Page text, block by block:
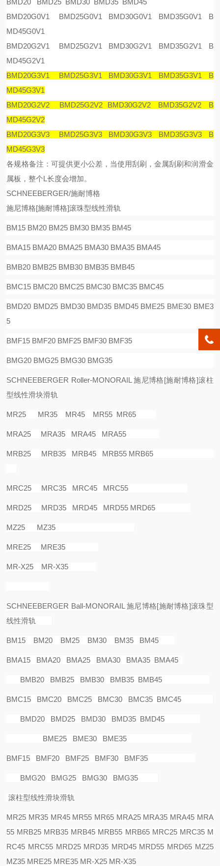
BMD20 BMD25 BMD30 BMD35 BMD45
BMD20G0V1 BMD25G0V1 BMD30G0V1 BMD35G0V1 B
MD45G0V1
BMD20G2V1 BMD25G2V1 BMD30G2V1 BMD35G2V1 B
MD45G2V1
BMD20G3V1 BMD25G3V1 BMD30G3V1 BMD35G3V1 B
MD45G3V1
BMD20G2V2 BMD25G2V2 BMD30G2V2 BMD35G2V2 B
MD45G2V2
BMD20G3V3 BMD25G3V3 BMD30G3V3 BMD35G3V3 B
MD45G3V3
各规格备注：可提供更小公差，当使用刮刷，金属刮刷和润滑金
属板，整个L长度会增加。
SCHNEEBERGER/施耐博格
施尼博格[施耐博格]滚珠型线性滑轨
BM15 BM20 BM25 BM30 BM35 BM45
BMA15 BMA20 BMA25 BMA30 BMA35 BMA45
BMB20 BMB25 BMB30 BMB35 BMB45
BMC15 BMC20 BMC25 BMC30 BMC35 BMC45
BMD20 BMD25 BMD30 BMD35 BMD45 BME25 BME30 BME3
5
BMF15 BMF20 BMF25 BMF30 BMF35
BMG20 BMG25 BMG30 BMG35
SCHNEEBERGER Roller-MONORAIL施尼博格[施耐博格]滚柱
型线性滑块滑轨
MR25 MR35 MR45 MR55 MR65
MRA25 MRA35 MRA45 MRA55
MRB25 MRB35 MRB45 MRB55 MRB65
MRC25 MRC35 MRC45 MRC55
MRD25 MRD35 MRD45 MRD55 MRD65
MZ25 MZ35
MRE25 MRE35
MR-X25 MR-X35
SCHNEEBERGER Ball-MONORAIL施尼博格[施耐博格]滚珠型
线性滑轨
BM15 BM20 BM25 BM30 BM35 BM45
BMA15 BMA20 BMA25 BMA30 BMA35 BMA45
BMB20 BMB25 BMB30 BMB35 BMB45
BMC15 BMC20 BMC25 BMC30 BMC35 BMC45
BMD20 BMD25 BMD30 BMD35 BMD45
BME25 BME30 BME35
BMF15 BMF20 BMF25 BMF30 BMF35
BMG20 BMG25 BMG30 BMG35
滚柱型线性滑块滑轨
MR25 MR35 MR45 MR55 MR65 MRA25 MRA35 MRA45 MRA
55 MRB25 MRB35 MRB45 MRB55 MRB65 MRC25 MRC35 M
RC45 MRC55 MRD25 MRD35 MRD45 MRD55 MRD65 MZ25
MZ35 MRE25 MRE35 MR-X25 MR-X35